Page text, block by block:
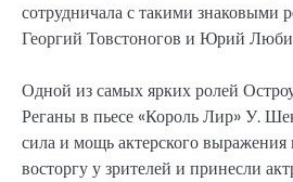
сотрудничала с такими знаковыми
Георгий Товстоногов и Юрий
Одной из самых ярких ролей
Реганы в пьесе «Король Лир» У.
сила и мощь актерского выражения
восторгу у зрителей и принесли